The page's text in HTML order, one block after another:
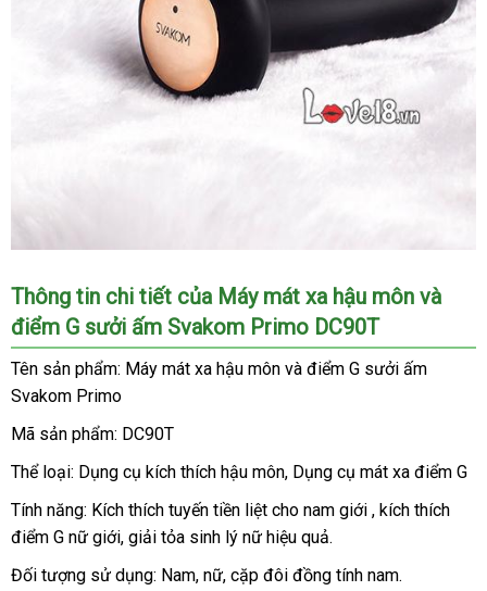
Máy
mát
xa
hậu
môn
miễn
phí
và
điểm
sưởi
Svakom
Primo
DC90T
Thông tin chi tiết đặt
mua
của Máy mát xa hậu môn giá
và
điểm G sưởi ấm Svakom Primo DC90T
Tên sản phẩm: Máy mát xa hậu môn cao
và điểm G sưởi ấm
Svakom Primo
Mã sản phẩm: DC90T
Thể loại: Dụng cụ kích thích hậu môncung
, Dụng cụ mát xa điểm G
Tính năng: Kích thích tuyến tiền liệt cho nam giới phản
, kích thích
điểm G nữ giớitổng
hợp
, giải tỏa sinh lý nữ hiệu quả.
Đối tượng sử dụng: Namở
, nữđẹp
, cặp đôi đồng tính nam.